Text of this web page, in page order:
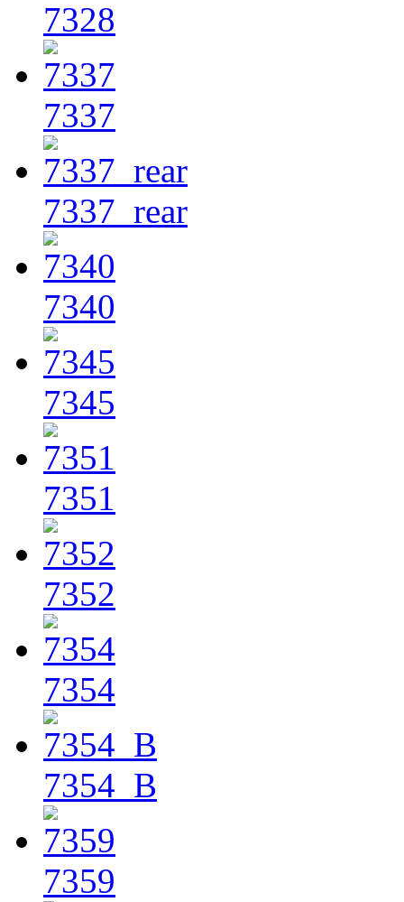
7328
7337
7337_rear
7340
7345
7351
7352
7354
7354_B
7359